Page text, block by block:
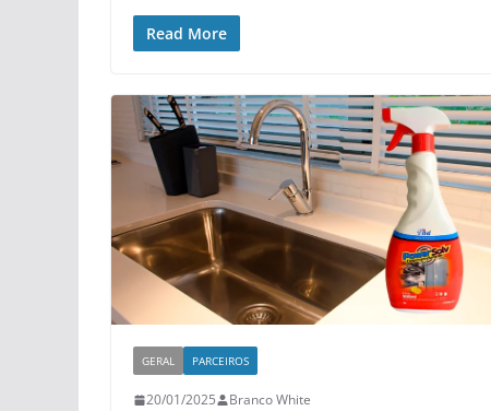
Read More
GERAL PARCEIROS
20/01/2025 Branco White